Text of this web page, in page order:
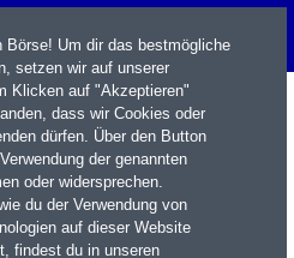
Börse! Um dir das bestmögliche
setzen wir auf unserer
Klicken auf "Akzeptieren"
dass wir Cookies oder
dürfen. Über den Button
der genannten
oder widersprechen.
du der Verwendung von
auf dieser Website
findest du in unseren